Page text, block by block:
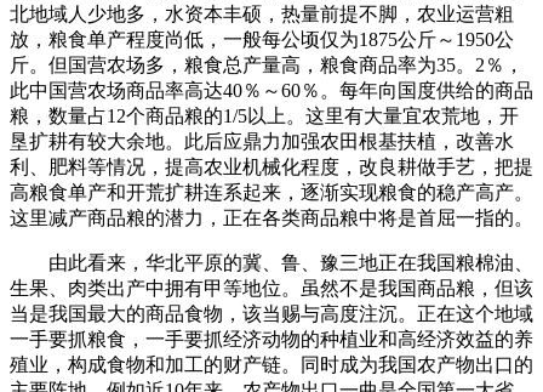
北地域人少地多，水资本丰硕，热量前提不脚，农业运营粗
放，粮食单产程度尚低，一般每公顷仅为1875公斤～1950公
斤。但国营农场多，粮食总产量高，粮食商品率为35。2％，
此中国营农场商品率高达40％～60％。每年向国度供给的商品
粮，数量占12个商品粮的1/5以上。这里有大量宜农荒地，开
垦扩耕有较大余地。此后应鼎力加强农田根基扶植，改善水
利、肥料等情况，提高农业机械化程度，改良耕做手艺，把提
高粮食单产和开荒扩耕连系起来，逐渐实现粮食的稳产高产。
这里减产商品粮的潜力，正在各类商品粮中将是首屈一指的。
由此看来，华北平原的冀、鲁、豫三地正在我国粮棉油、
生果、肉类出产中拥有甲等地位。虽然不是我国商品粮，但该
当是我国最大的商品食物，该当赐与高度注沉。正在这个地域
一手要抓粮食，一手要抓经济动物的种植业和高经济效益的养
殖业，构成食物和加工的财产链。同时成为我国农产物出口的